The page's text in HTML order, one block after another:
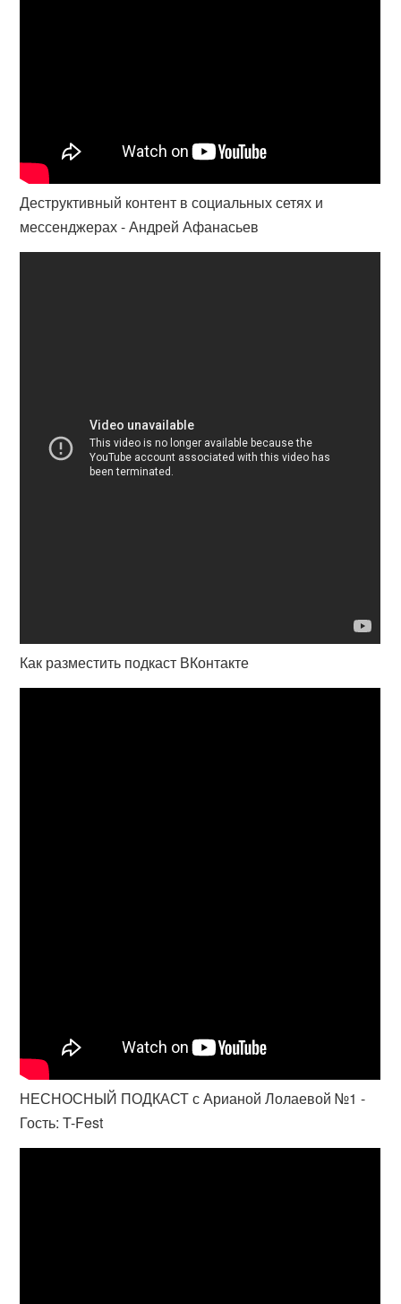
Деструктивный контент в социальных сетях и
мессенджерах - Андрей Афанасьев
Как разместить подкаст ВКонтакте
НЕСНОСНЫЙ ПОДКАСТ с Арианой Лолаевой №1 -
Гость: T-Fest